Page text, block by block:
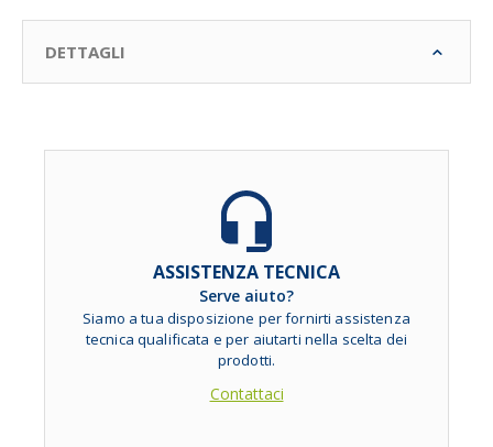
DETTAGLI
ASSISTENZA TECNICA
Serve aiuto?
Siamo a tua disposizione per fornirti assistenza
tecnica qualificata e per aiutarti nella scelta dei
prodotti.
Contattaci